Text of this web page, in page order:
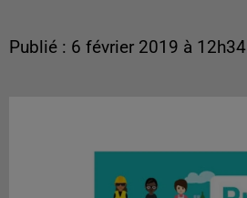
Publié : 6 février 2019 à 12h34